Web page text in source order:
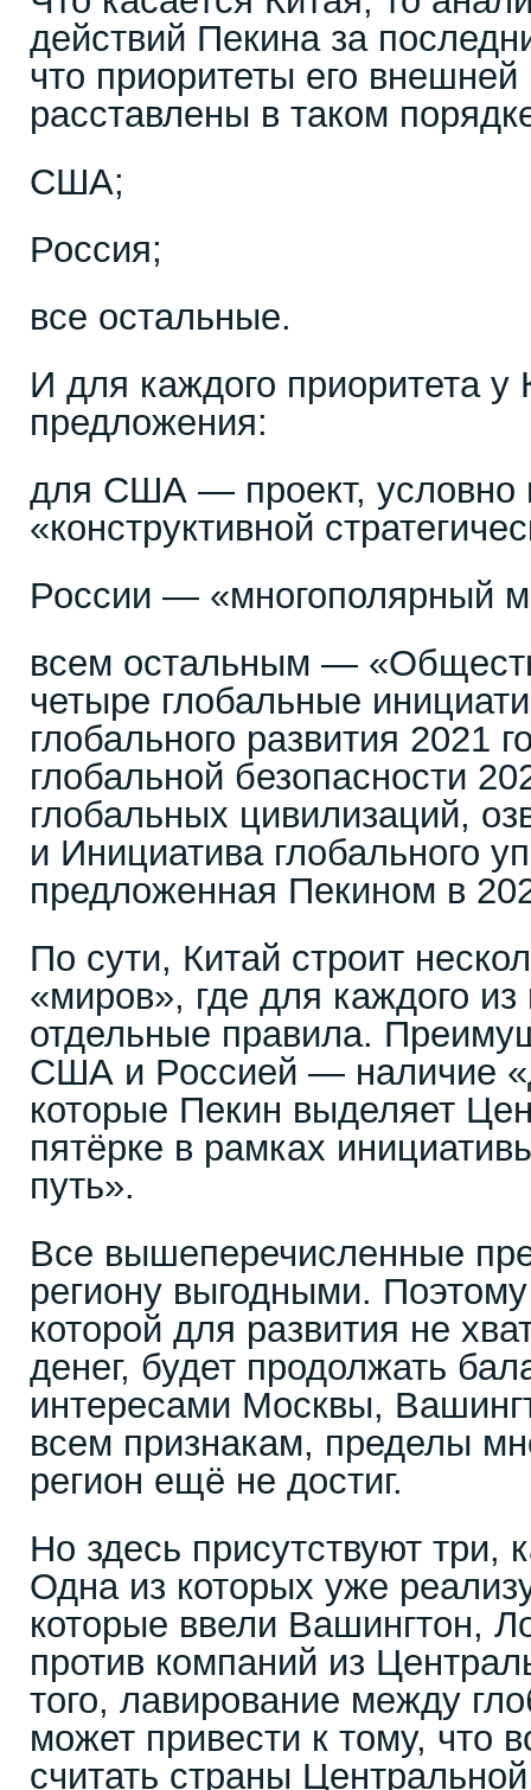
действий Пекина за
что приоритеты его внешней
расставлены в таком
США;
Россия;
все остальные.
И для каждого приоритета у
предложения:
для США — проект, условно
«конструктивной
России — «многополярный
всем остальным —
четыре глобальные
глобального развития 2021
глобальной безопасности
глобальных цивилизаций,
и Инициатива глобального
предложенная Пекином в
По сути, Китай строит
«миров», где для каждого
отдельные правила.
США и Россией — наличие
которые Пекин выделяет
пятёрке в рамках
путь».
Все вышеперечисленные
региону выгодными.
которой для развития не
денег, будет продолжать
интересами Москвы,
всем признакам, пределы
регион ещё не достиг.
Но здесь присутствуют три,
Одна из которых уже
которые ввели Вашингтон,
против компаний из
того, лавирование между
может привести к тому, что
считать страны